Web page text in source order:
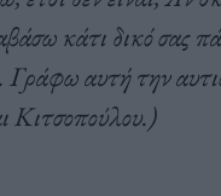
κάτι δικό σας
αυτή την
Κιτσοπούλου.)